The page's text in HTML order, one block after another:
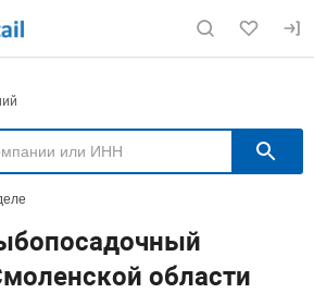
по сайту fishretail.ru
компаниям
области